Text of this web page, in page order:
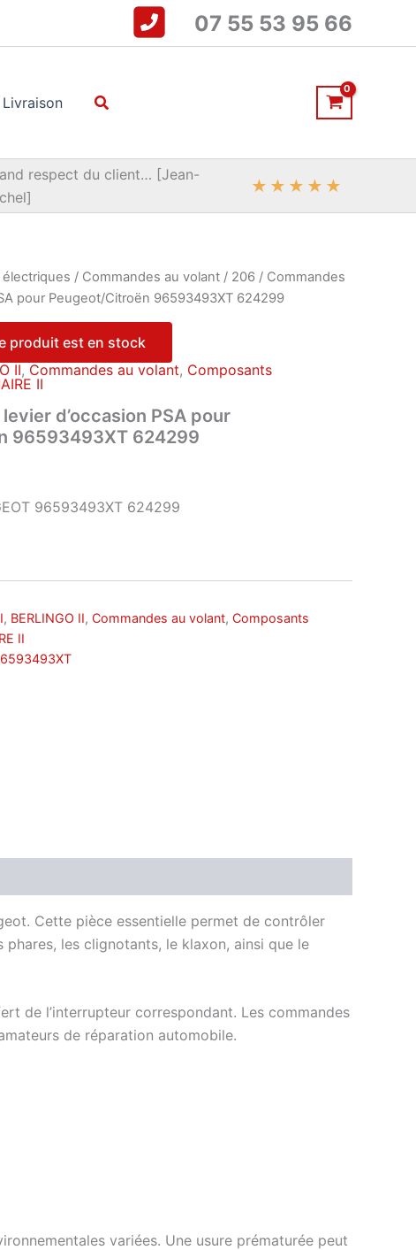
07 55 53 95 66
Livraison Rechercher
respect du client… [Jean-
★ ★ ★ ★ ★
/ Commandes au volant / 206 / Commandes
pour Peugeot/Citroën 96593493XT 624299
produit est en stock
II, Commandes au volant, Composants
II
d’occasion PSA pour
96593493XT 624299
96593493XT 624299
, BERLINGO II, Commandes au volant, Composants
II
Cette pièce essentielle permet de contrôler
les clignotants, le klaxon, ainsi que le
de l’interrupteur correspondant. Les commandes
de réparation automobile.
variées. Une usure prématurée peut